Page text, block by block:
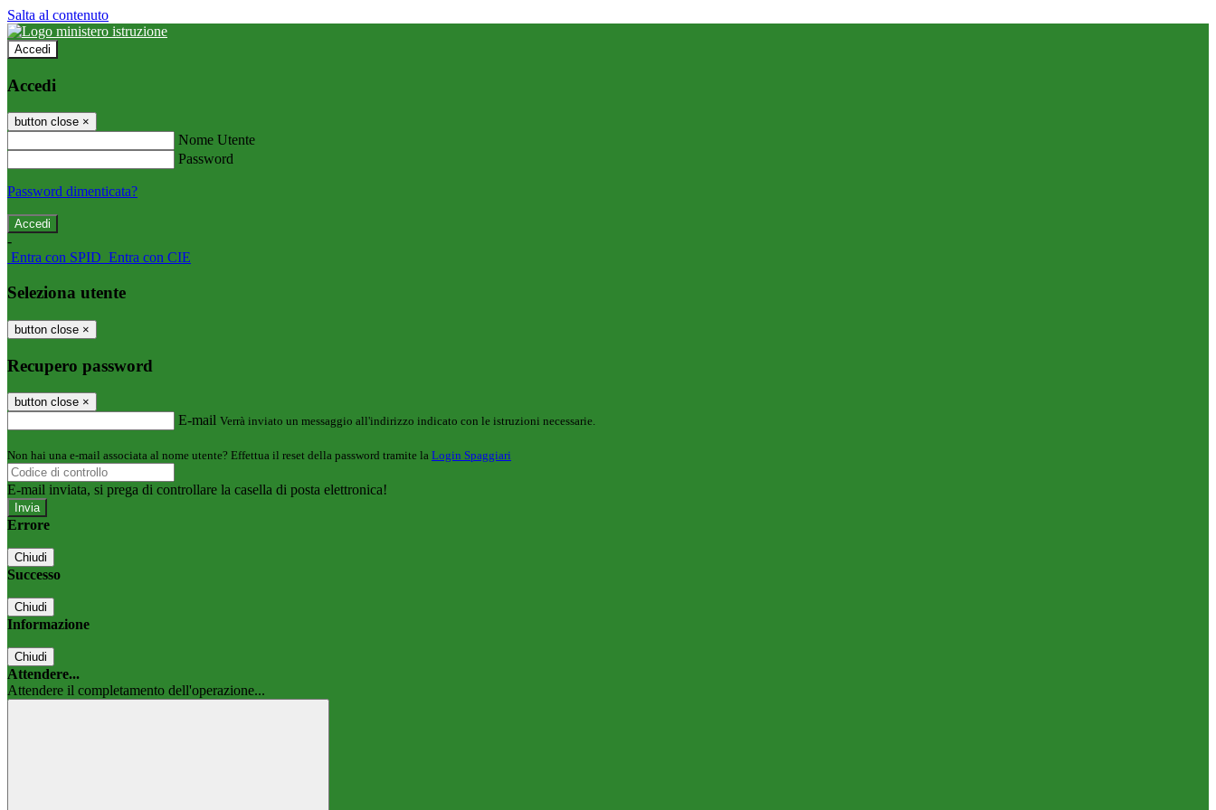
Salta al contenuto
Accedi
Accedi
button close ×
Nome Utente
Password
Password dimenticata?
-
Entra con SPID Entra con CIE
Seleziona utente
button close ×
Recupero password
button close ×
E-mail Verrà inviato un messaggio all'indirizzo indicato con le istruzioni necessarie.
Non hai una e-mail associata al nome utente? Effettua il reset della password tramite la Login Spaggiari
E-mail inviata, si prega di controllare la casella di posta elettronica!
Errore
Chiudi
Successo
Chiudi
Informazione
Chiudi
Attendere...
Attendere il completamento dell'operazione...